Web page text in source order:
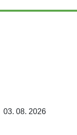
03. 08. 2026